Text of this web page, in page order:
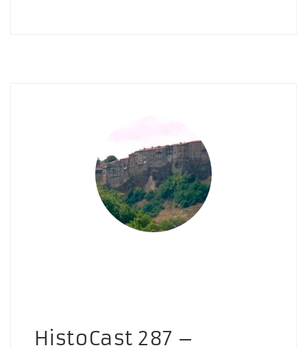
HistoCast 287 –